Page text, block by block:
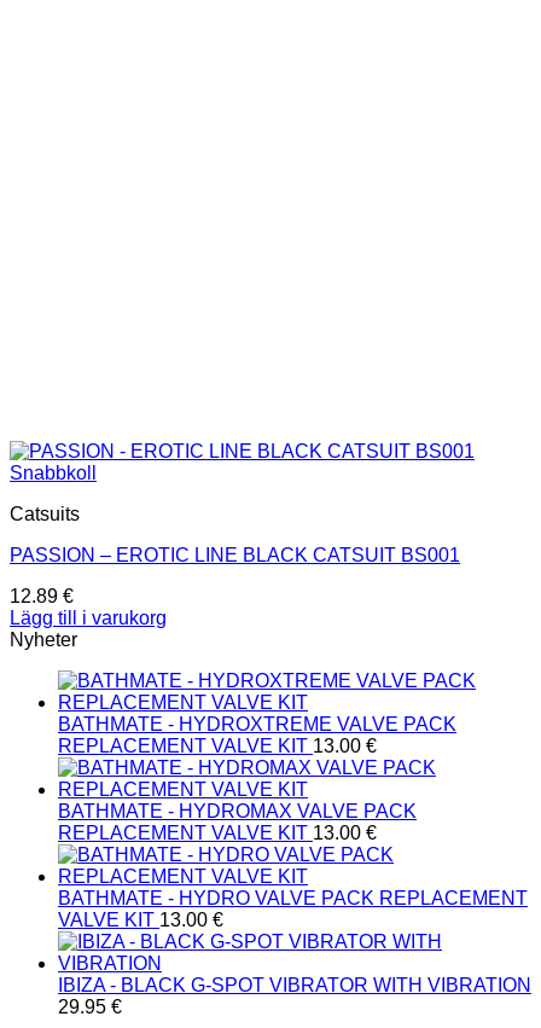
Snabbkoll
Catsuits
PASSION – EROTIC LINE BLACK CATSUIT BS001
12.89 €
Lägg till i varukorg
Nyheter
BATHMATE - HYDROXTREME VALVE PACK
REPLACEMENT VALVE KIT 13.00 €
BATHMATE - HYDROMAX VALVE PACK
REPLACEMENT VALVE KIT 13.00 €
BATHMATE - HYDRO VALVE PACK REPLACEMENT
VALVE KIT 13.00 €
IBIZA - BLACK G-SPOT VIBRATOR WITH VIBRATION
29.95 €